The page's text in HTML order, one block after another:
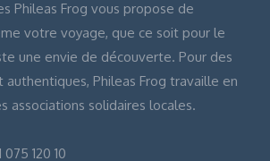
Phileas Frog vous propose de
votre voyage, que ce soit pour le
une envie de découverte. Pour des
authentiques, Phileas Frog travaille en
associations solidaires locales.
120 10